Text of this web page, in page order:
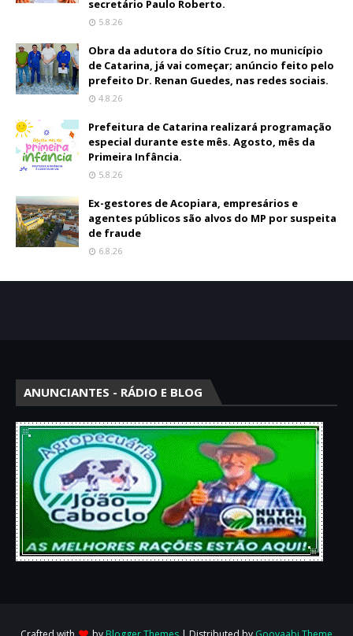
secretário Paulo Roberto.
5.8.26
Obra da adutora do Sítio Cruz, no município
de Catarina, já vai começar; anúncio feito pelo
prefeito Dr. Renan Guedes, nas redes sociais.
4.8.26
Prefeitura de Catarina realizará programação
especial durante este mês. Agosto, mês da
Primeira Infância.
5.8.26
Ex-gestores de Acopiara, empresários e
agentes públicos são alvos do MP por suspeita
de fraude
6.8.26
ANUNCIANTES - RÁDIO E BLOG